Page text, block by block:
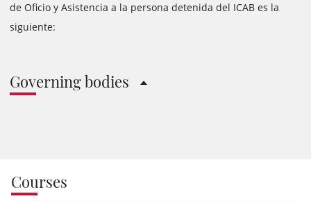
de Oficio y Asistencia a la persona detenida del ICAB es la
siguiente:
Governing bodies
Courses